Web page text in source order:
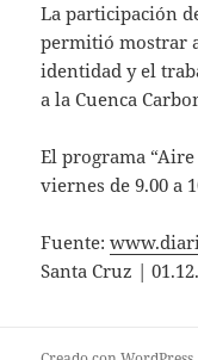
La participación
permitió mostrar
identidad y el
a la Cuenca
El programa
viernes de 9.00 a
Fuente:
Santa Cruz |